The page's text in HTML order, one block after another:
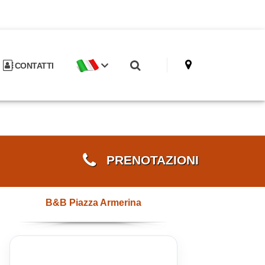
CONTATTI
PRENOTAZIONI
B&B Piazza Armerina